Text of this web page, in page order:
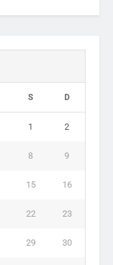
S D
1 2
8 9
15 16
22 23
29 30